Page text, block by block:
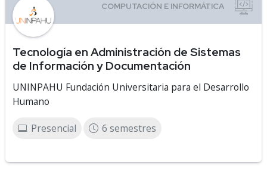
Tecnología en Administración de Sistemas
de Información y Documentación
UNINPAHU Fundación Universitaria para el Desarrollo
Humano
Presencial 6 semestres